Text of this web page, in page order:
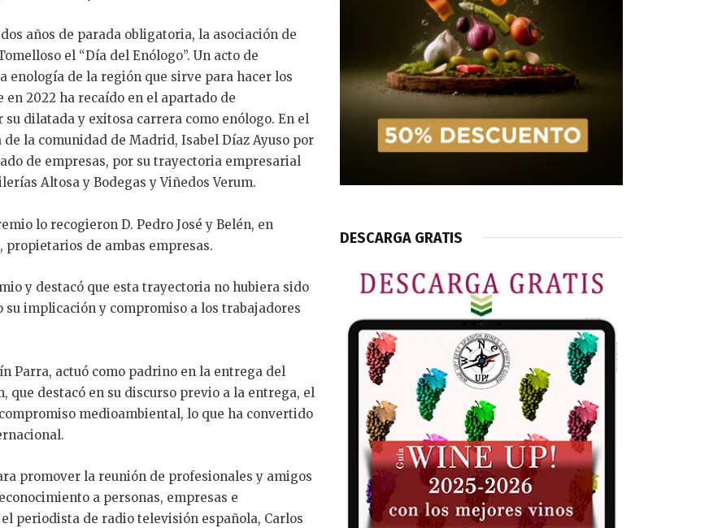
años de parada obligatoria, la asociación de
el “Día del Enólogo”. Un acto de
de la región que sirve para hacer los
2022 ha recaído en el apartado de
dilatada y exitosa carrera como enólogo. En el
la comunidad de Madrid, Isabel Díaz Ayuso por
de empresas, por su trayectoria empresarial
Altosa y Bodegas y Viñedos Verum.
lo recogieron D. Pedro José y Belén, en
de ambas empresas.
y destacó que esta trayectoria no hubiera sido
implicación y compromiso a los trabajadores
Parra, actuó como padrino en la entrega del
que destacó en su discurso previo a la entrega, el
medioambiental, lo que ha convertido
promover la reunión de profesionales y amigos
a personas, empresas e
periodista de radio televisión española, Carlos
DESCARGA GRATIS